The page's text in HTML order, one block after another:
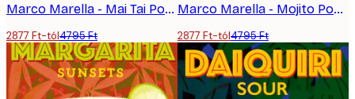
Marco Marella - Mai Tai Poszter
2877 Ft-tól4795 Ft
Marco Marella - Mojito Poszter
2877 Ft-tól4795 Ft